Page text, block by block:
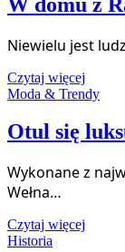
Niewielu jest
Czytaj więcej
Moda & Trendy
Otul się
Wykonane z
Wełna…
Czytaj więcej
Historia